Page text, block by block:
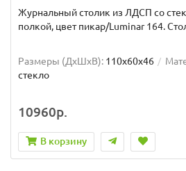
Журнальный столик из ЛДСП со
полкой, цвет пикар/Luminar 164.
Размеры (ДхШxВ): 110х60х46
стекло
10960р.
В корзину